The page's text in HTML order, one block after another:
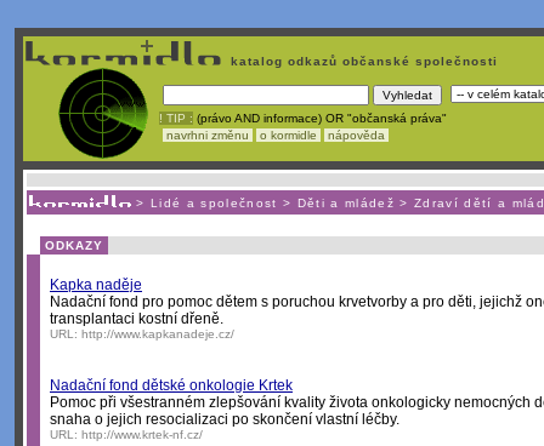
katalog odkazů občanské společnosti
! TIP : (právo AND informace) OR "občanská práva"
navrhni změnu
o kormidle nápověda
> Lidé a společnost > Děti a mládež >Zdraví dětí a
ODKAZY
Kapka naděje
Nadační fond pro pomoc dětem s poruchou krvetvorby a pro děti, jejichž
transplantaci kostní dřeně.
URL: http://www.kapkanadeje.cz/
Nadační fond dětské onkologie Krtek
Pomoc při všestranném zlepšování kvality života onkologicky nemocných
snaha o jejich resocializaci po skončení vlastní léčby.
URL: http://www.krtek-nf.cz/